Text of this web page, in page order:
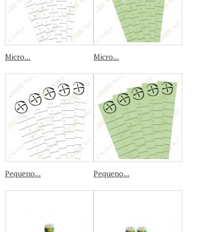
Micro... Micro...
Pequeno... Pequeno...